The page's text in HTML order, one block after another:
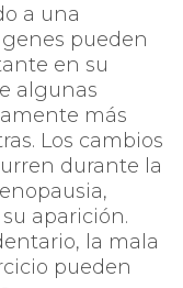
a una
pueden
en su
algunas
más
Los cambios
durante la
aparición.
la mala
pueden